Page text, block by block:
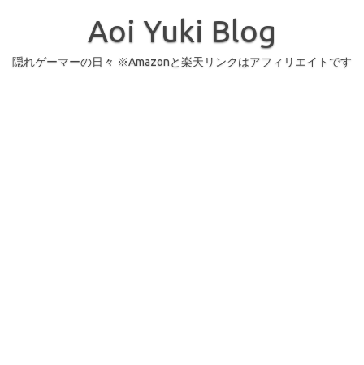
Aoi Yuki Blog
隠れゲーマーの日々 ※Amazonと楽天リンクはアフィリエイトです